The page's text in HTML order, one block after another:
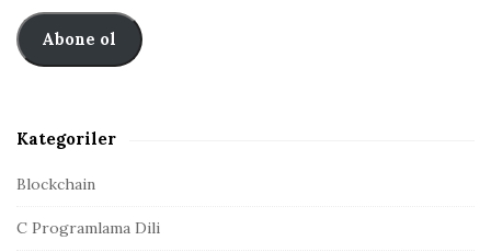
b
ao
s
A
r
s
Abone ol
Kategoriler
Blockchain
C Programlama Dili